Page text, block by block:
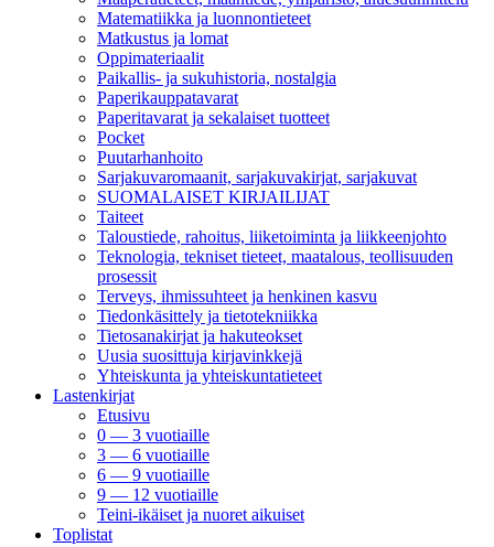
Matematiikka ja luonnontieteet
Matkustus ja lomat
Oppimateriaalit
Paikallis- ja sukuhistoria, nostalgia
Paperikauppatavarat
Paperitavarat ja sekalaiset tuotteet
Pocket
Puutarhanhoito
Sarjakuvaromaanit, sarjakuvakirjat, sarjakuvat
SUOMALAISET KIRJAILIJAT
Taiteet
Taloustiede, rahoitus, liiketoiminta ja liikkeenjohto
Teknologia, tekniset tieteet, maatalous, teollisuuden
prosessit
Terveys, ihmissuhteet ja henkinen kasvu
Tiedonkäsittely ja tietotekniikka
Tietosanakirjat ja hakuteokset
Uusia suosittuja kirjavinkkejä
Yhteiskunta ja yhteiskuntatieteet
Lastenkirjat
Etusivu
0 — 3 vuotiaille
3 — 6 vuotiaille
6 — 9 vuotiaille
9 — 12 vuotiaille
Teini-ikäiset ja nuoret aikuiset
Toplistat